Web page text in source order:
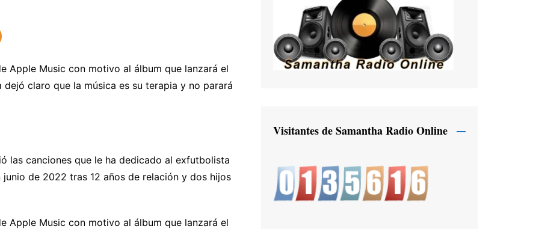
Apple Music con motivo al álbum que lanzará el
claro que la música es su terapia y no parará
las canciones que le ha dedicado al exfutbolista
de 2022 tras 12 años de relación y dos hijos
Apple Music con motivo al álbum que lanzará el
Visitantes de Samantha Radio Online